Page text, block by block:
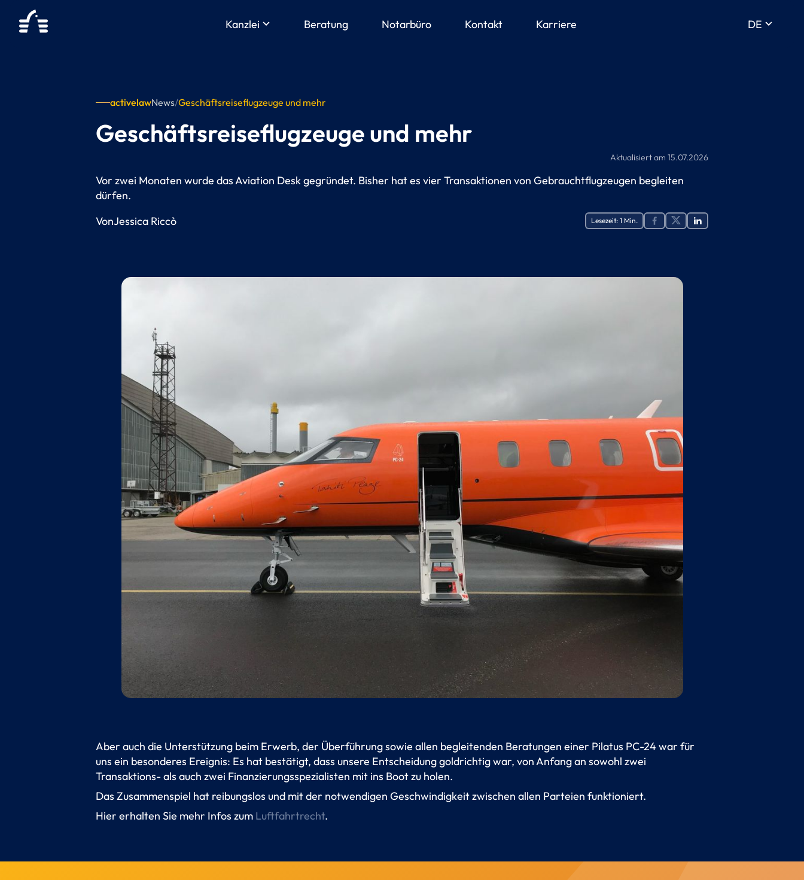
Kanzlei keyboard_arrow_down Beratung Notarbüro Kontakt Karriere DE keyboard_arrow_down
activelawNews/Geschäftsreiseflugzeuge und mehr
Geschäftsreiseflugzeuge und mehr
Aktualisiert am 15.07.2026
Vor zwei Monaten wurde das Aviation Desk gegründet. Bisher hat es vier Transaktionen von Gebrauchtflugzeugen begleiten
dürfen.
VonJessica Riccò Lesezeit: 1 Min.
Aber auch die Unterstützung beim Erwerb, der Überführung sowie allen begleitenden Beratungen einer Pilatus PC-24 war für
uns ein besonderes Ereignis: Es hat bestätigt, dass unsere Entscheidung goldrichtig war, von Anfang an sowohl zwei
Transaktions- als auch zwei Finanzierungsspezialisten mit ins Boot zu holen.
Das Zusammenspiel hat reibungslos und mit der notwendigen Geschwindigkeit zwischen allen Parteien funktioniert.
Hier erhalten Sie mehr Infos zum Luftfahrtrecht.